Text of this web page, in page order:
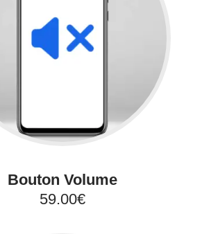
Bouton Volume
59.00€